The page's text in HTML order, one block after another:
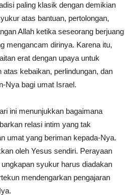
paling klasik dengan demikian
atas bantuan, pertolongan,
Allah ketika seseorang berjuang
mengancam dirinya. Karena itu,
erat dengan upaya untuk
atas kebaikan, perlindungan, dan
Nya bagi umat Israel.
ini menunjukkan bagaimana
relasi intim yang tak
umat yang beriman kepada-Nya.
oleh Yesus sendiri. Perayaan
syukur harus diadakan
mendengarkan pengajaran